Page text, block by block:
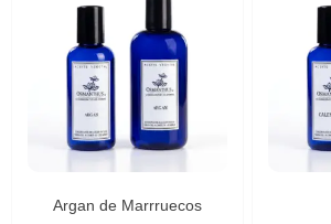
Argan de Marrruecos